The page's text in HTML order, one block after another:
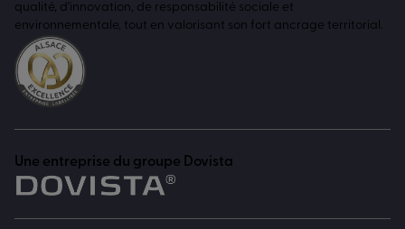
qualité, d'innovation, de responsabilité sociale et
environnementale, tout en valorisant son fort ancrage territorial.
Une entreprise du groupe Dovista